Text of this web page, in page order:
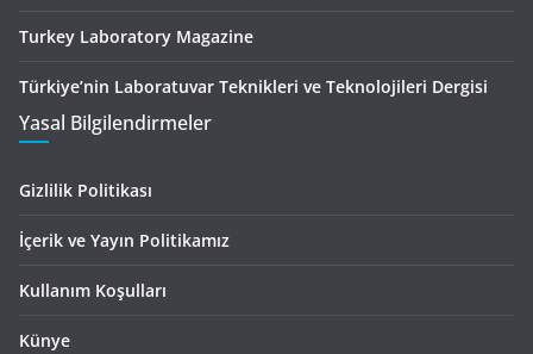
Turkey Laboratory Magazine
Türkiye’nin Laboratuvar Teknikleri ve Teknolojileri Dergisi
Yasal Bilgilendirmeler
Gizlilik Politikası
İçerik ve Yayın Politikamız
Kullanım Koşulları
Künye